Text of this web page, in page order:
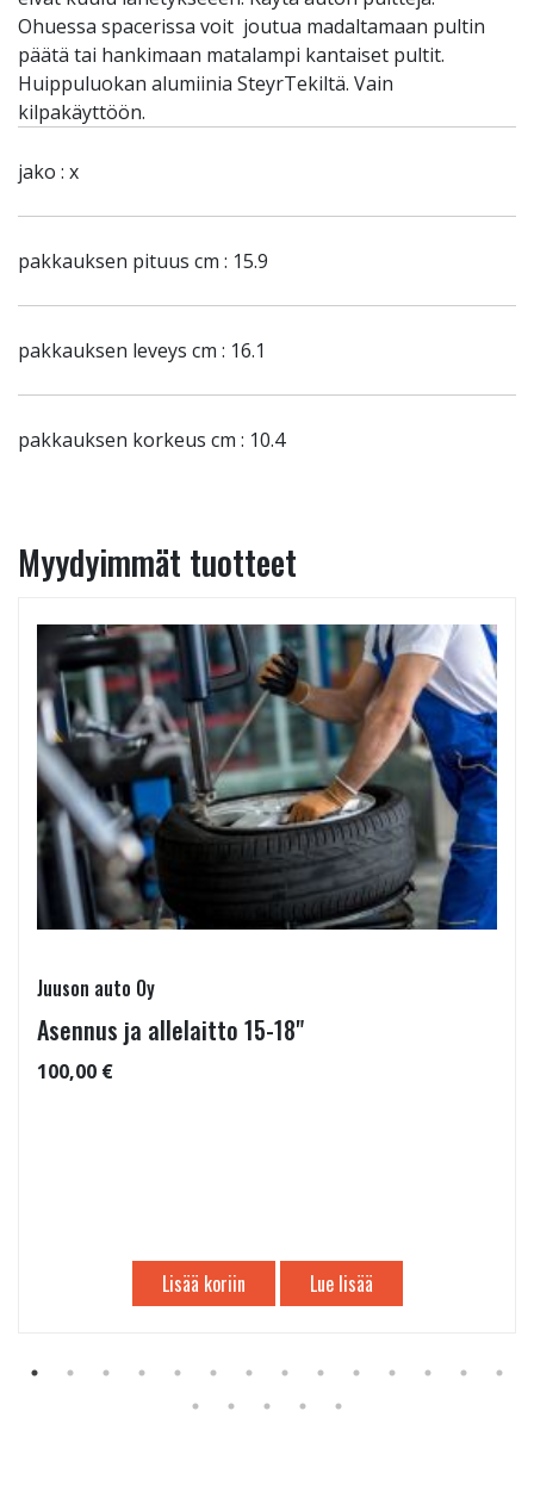
Ohuessa spacerissa voit joutua madaltamaan pultin
päätä tai hankimaan matalampi kantaiset pultit.
Huippuluokan alumiinia SteyrTekiltä. Vain
kilpakäyttöön.
jako : x
pakkauksen pituus cm : 15.9
pakkauksen leveys cm : 16.1
pakkauksen korkeus cm : 10.4
Myydyimmät tuotteet
Juuson auto Oy
Asennus ja allelaitto 15-18"
100,00 €
Lisää koriin Lue lisää